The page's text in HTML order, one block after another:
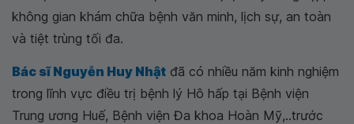
không gian khám chữa bệnh văn minh, lịch sự, an toàn
và tiệt trùng tối đa.
Bác sĩ Nguyễn Huy Nhật đã có nhiều năm kinh nghiệm
trong lĩnh vực điều trị bệnh lý Hô hấp tại Bệnh viện
Trung ương Huế, Bệnh viện Đa khoa Hoàn Mỹ,..trước